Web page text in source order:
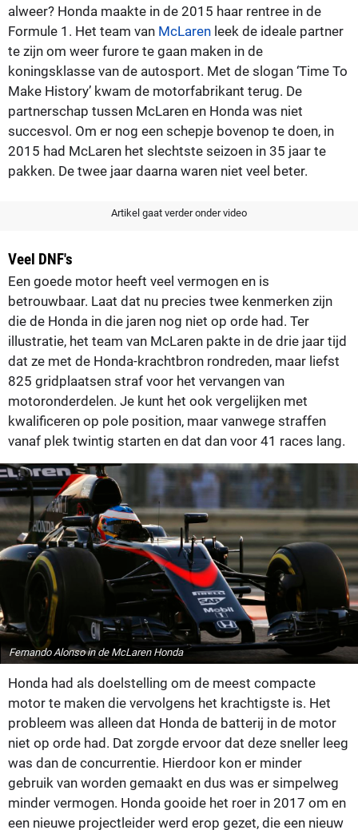
alweer? Honda maakte in de 2015 haar rentree in de
Formule 1. Het team van McLaren leek de ideale partner
te zijn om weer furore te gaan maken in de
koningsklasse van de autosport. Met de slogan ‘Time To
Make History’ kwam de motorfabrikant terug. De
partnerschap tussen McLaren en Honda was niet
succesvol. Om er nog een schepje bovenop te doen, in
2015 had McLaren het slechtste seizoen in 35 jaar te
pakken. De twee jaar daarna waren niet veel beter.
Artikel gaat verder onder video
Veel DNF's
Een goede motor heeft veel vermogen en is
betrouwbaar. Laat dat nu precies twee kenmerken zijn
die de Honda in die jaren nog niet op orde had. Ter
illustratie, het team van McLaren pakte in de drie jaar tijd
dat ze met de Honda-krachtbron rondreden, maar liefst
825 gridplaatsen straf voor het vervangen van
motoronderdelen. Je kunt het ook vergelijken met
kwalificeren op pole position, maar vanwege straffen
vanaf plek twintig starten en dat dan voor 41 races lang.
Fernando Alonso in de McLaren Honda
Honda had als doelstelling om de meest compacte
motor te maken die vervolgens het krachtigste is. Het
probleem was alleen dat Honda de batterij in de motor
niet op orde had. Dat zorgde ervoor dat deze sneller leeg
was dan de concurrentie. Hierdoor kon er minder
gebruik van worden gemaakt en dus was er simpelweg
minder vermogen. Honda gooide het roer in 2017 om en
een nieuwe projectleider werd erop gezet, die een nieuw